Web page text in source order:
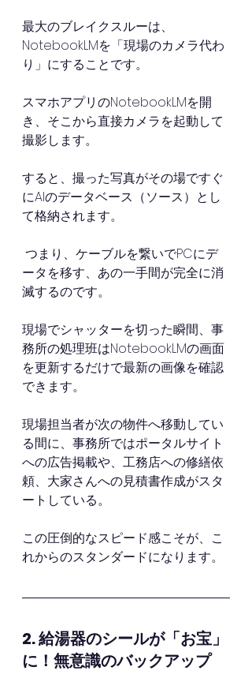
最大のブレイクスルーは、
NotebookLMを「現場のカメラ代わ
り」にすることです。
スマホアプリのNotebookLMを開
き、そこから直接カメラを起動して
撮影します。
すると、撮った写真がその場ですぐ
にAIのデータベース（ソース）とし
て格納されます。
ータを移す、あの一手間が完全に消
滅するのです。
現場でシャッターを切った瞬間、事
務所の処理班はNotebookLMの画面
を更新するだけで最新の画像を確認
できます。
現場担当者が次の物件へ移動してい
る間に、事務所ではポータルサイト
への広告掲載や、工務店への修繕依
頼、大家さんへの見積書作成がスタ
ートしている。
この圧倒的なスピード感こそが、こ
れからのスタンダードになります。
2. 給湯器のシールが「お宝」
に！無意識のバックアップ